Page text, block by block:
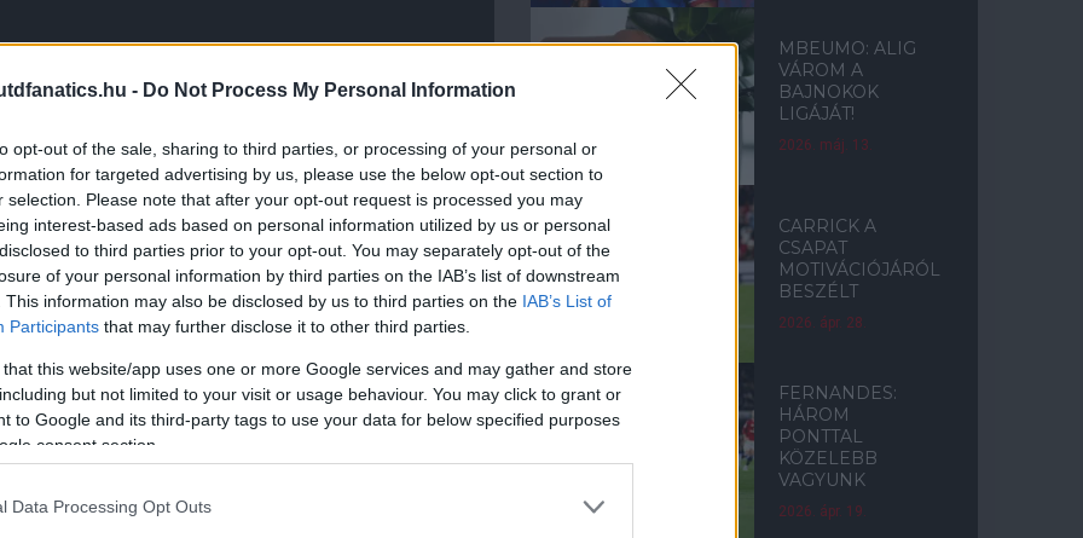
- Do Not Process My Personal Information
opt-out of the sale, sharing to third parties, or processing of your personal or
for targeted advertising by us, please use the below opt-out section to
selection. Please note that after your opt-out request is processed you may
interest-based ads based on personal information utilized by us or personal
to third parties prior to your opt-out. You may separately opt-out of the
of your personal information by third parties on the IAB’s list of downstream
This information may also be disclosed by us to third parties on the IAB’s List of
Participants that may further disclose it to other third parties.
that this website/app uses one or more Google services and may gather and store
but not limited to your visit or usage behaviour. You may click to grant or
to Google and its third-party tags to use your data for below specified purposes
consent section.
Data Processing Opt Outs
MBEUMO: ALIG
VÁROM A
BAJNOKOK
LIGÁJÁT!
2026. máj. 13.
CARRICK A
CSAPAT
MOTIVÁCIÓJÁRÓL
BESZÉLT
2026. ápr. 28.
FERNANDES:
HÁROM
PONTTAL
KÖZELEBB
VAGYUNK
2026. ápr. 19.